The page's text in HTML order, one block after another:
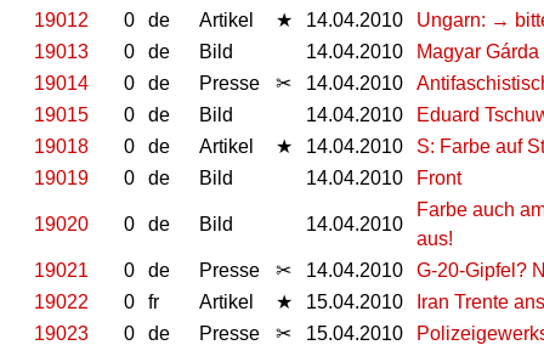
19012
0 de Artikel ★ 14.04.2010
Ungarn: →
19013
0 de Bild 14.04.2010
Magyar Gárda
19014
0 de Presse ✂ 14.04.2010
19015
0 de Bild 14.04.2010
Eduard
19018
0 de Artikel ★ 14.04.2010
S: Farbe auf
19019
0 de Bild 14.04.2010 Front
19020 0 de Bild 14.04.2010
Farbe auch
aus!
19021
0 de Presse ✂ 14.04.2010
G-20-Gipfel?
19022
0 fr Artikel ★ 15.04.2010
Iran Trente
19023
0 de Presse ✂ 15.04.2010